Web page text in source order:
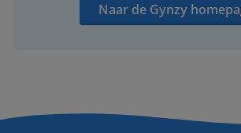
Naar de Gynzy